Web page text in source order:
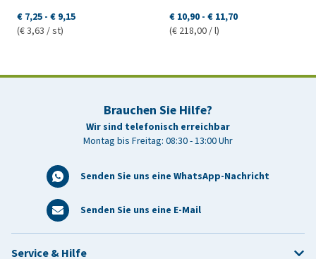
€ 7,25 - € 9,15
(€ 3,63 / st)
€ 10,90 - € 11,70
(€ 218,00 / l)
Brauchen Sie Hilfe?
Wir sind telefonisch erreichbar
Montag bis Freitag: 08:30 - 13:00 Uhr
Senden Sie uns eine WhatsApp-Nachricht
Senden Sie uns eine E-Mail
Service & Hilfe